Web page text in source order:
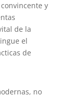
y
de la
el
de
no